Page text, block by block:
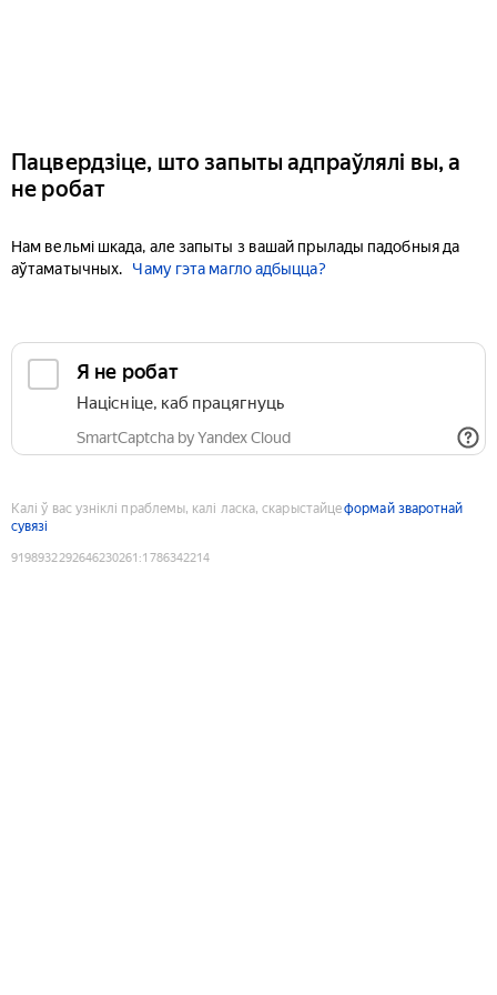
Пацвердзіце, што запыты адпраўлялі вы, а
не робат
Нам вельмі шкада, але запыты з вашай прылады падобныя да
аўтаматычных.
Чаму гэта магло адбыцца?
Я не робат
Націсніце, каб працягнуць
SmartCaptcha by Yandex Cloud
Калі ў вас узніклі праблемы, калі ласка, скарыстайцеформай зваротнай
сувязі
9198932292646230261 :1786342214